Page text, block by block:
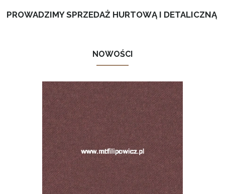
PROWADZIMY SPRZEDAŻ HURTOWĄ I DETALICZNĄ
NOWOŚCI